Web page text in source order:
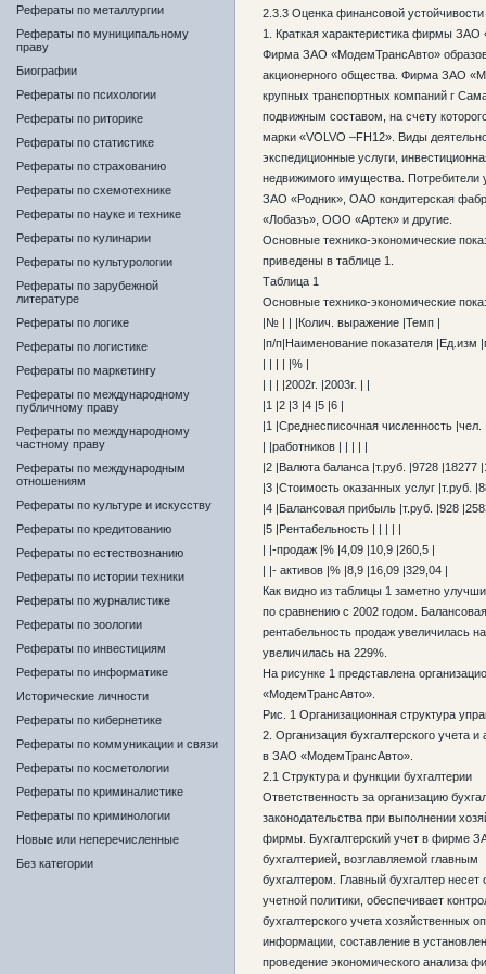
Рефераты по металлургии
Рефераты по муниципальному
праву
Биографии
Рефераты по психологии
Рефераты по риторике
Рефераты по статистике
Рефераты по страхованию
Рефераты по схемотехнике
Рефераты по науке и технике
Рефераты по кулинарии
Рефераты по культурологии
Рефераты по зарубежной
литературе
Рефераты по логике
Рефераты по логистике
Рефераты по маркетингу
Рефераты по международному
публичному праву
Рефераты по международному
частному праву
Рефераты по международным
отношениям
Рефераты по культуре и искусству
Рефераты по кредитованию
Рефераты по естествознанию
Рефераты по истории техники
Рефераты по журналистике
Рефераты по зоологии
Рефераты по инвестициям
Рефераты по информатике
Исторические личности
Рефераты по кибернетике
Рефераты по коммуникации и связи
Рефераты по косметологии
Рефераты по криминалистике
Рефераты по криминологии
Новые или неперечисленные
Без категории
2.3.3 Оценка финансовой
1. Краткая характеристика фирмы
Фирма ЗАО «МодемТрансАвто»
акционерного общества. Фирма ЗАО
крупных транспортных компаний г
подвижным составом, на счету
марки «VOLVO –FH12». Виды
экспедиционные услуги,
недвижимого имущества. Потребители
ЗАО «Родник», ОАО кондитерская
«Лобазъ», ООО «Артек» и другие.
Основные технико-экономические
приведены в таблице 1.
Таблица 1
Основные технико-экономические
|№ | | |Колич. выражение |Темп |
|п/п|Наименование показателя |Ед.изм
| | | | |% |
| | | |2002г. |2003г. | |
|1 |2 |3 |4 |5 |6 |
|1 |Среднесписочная численность |чел.
| |работников | | | | |
|2 |Валюта баланса |т.руб. |9728 |18277
|3 |Стоимость оказанных услуг |т.руб.
|4 |Балансовая прибыль |т.руб. |928
|5 |Рентабельность | | | | |
| |-продаж |% |4,09 |10,9 |260,5 |
| |- активов |% |8,9 |16,09 |329,04 |
Как видно из таблицы 1 заметно
по сравнению с 2002 годом.
рентабельность продаж увеличилась
увеличилась на 229%.
На рисунке 1 представлена
«МодемТрансАвто».
Рис. 1 Организационная структура
2. Организация бухгалтерского учета
в ЗАО «МодемТрансАвто».
2.1 Структура и функции бухгалтерии
Ответственность за организацию
законодательства при выполнении
фирмы. Бухгалтерский учет в фирме
бухгалтерией, возглавляемой главным
бухгалтером. Главный бухгалтер
учетной политики, обеспечивает
бухгалтерского учета хозяйственных
информации, составление в
проведение экономического анализа